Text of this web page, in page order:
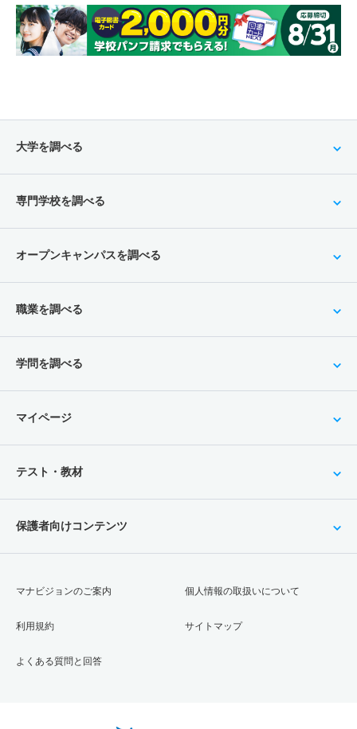
大学を調べる
専門学校を調べる
オープンキャンパスを調べる
職業を調べる
学問を調べる
マイページ
テスト・教材
保護者向けコンテンツ
マナビジョンのご案内
利用規約
よくある質問と回答
個人情報の取扱いについて
サイトマップ